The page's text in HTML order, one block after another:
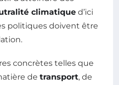
climatique d’ici
politiques doivent être
concrètes telles que
de transport, de